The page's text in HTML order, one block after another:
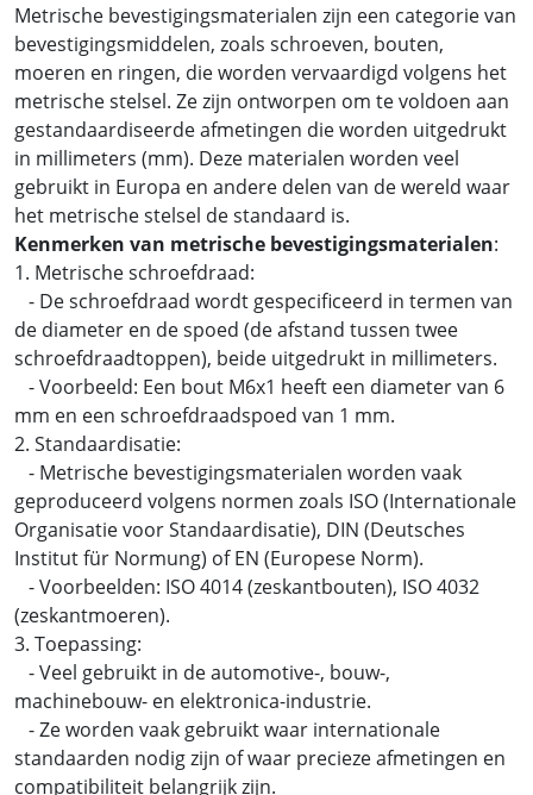
Metrische bevestigingsmaterialen zijn een categorie van
bevestigingsmiddelen, zoals schroeven, bouten,
moeren en ringen, die worden vervaardigd volgens het
metrische stelsel. Ze zijn ontworpen om te voldoen aan
gestandaardiseerde afmetingen die worden uitgedrukt
in millimeters (mm). Deze materialen worden veel
gebruikt in Europa en andere delen van de wereld waar
het metrische stelsel de standaard is.
Kenmerken van metrische bevestigingsmaterialen:
1. Metrische schroefdraad:
- De schroefdraad wordt gespecificeerd in termen van
de diameter en de spoed (de afstand tussen twee
schroefdraadtoppen), beide uitgedrukt in millimeters.
- Voorbeeld: Een bout M6x1 heeft een diameter van 6
mm en een schroefdraadspoed van 1 mm.
2. Standaardisatie:
- Metrische bevestigingsmaterialen worden vaak
geproduceerd volgens normen zoals ISO (Internationale
Organisatie voor Standaardisatie), DIN (Deutsches
Institut für Normung) of EN (Europese Norm).
- Voorbeelden: ISO 4014 (zeskantbouten), ISO 4032
(zeskantmoeren).
3. Toepassing:
- Veel gebruikt in de automotive-, bouw-,
machinebouw- en elektronica-industrie.
- Ze worden vaak gebruikt waar internationale
standaarden nodig zijn of waar precieze afmetingen en
compatibiliteit belangrijk zijn.